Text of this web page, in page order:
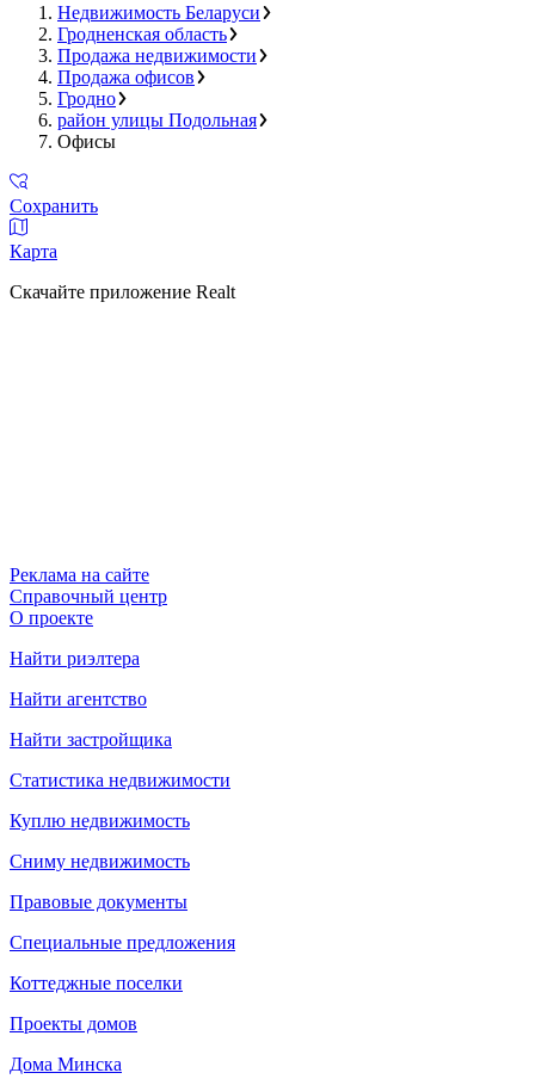
Недвижимость Беларуси
Гродненская область
Продажа недвижимости
Продажа офисов
Гродно
район улицы Подольная
Офисы
Сохранить
Карта
Скачайте приложение Realt
Реклама на сайте
Справочный центр
О проекте
Найти риэлтера
Найти агентство
Найти застройщика
Статистика недвижимости
Куплю недвижимость
Сниму недвижимость
Правовые документы
Специальные предложения
Коттеджные поселки
Проекты домов
Дома Минска